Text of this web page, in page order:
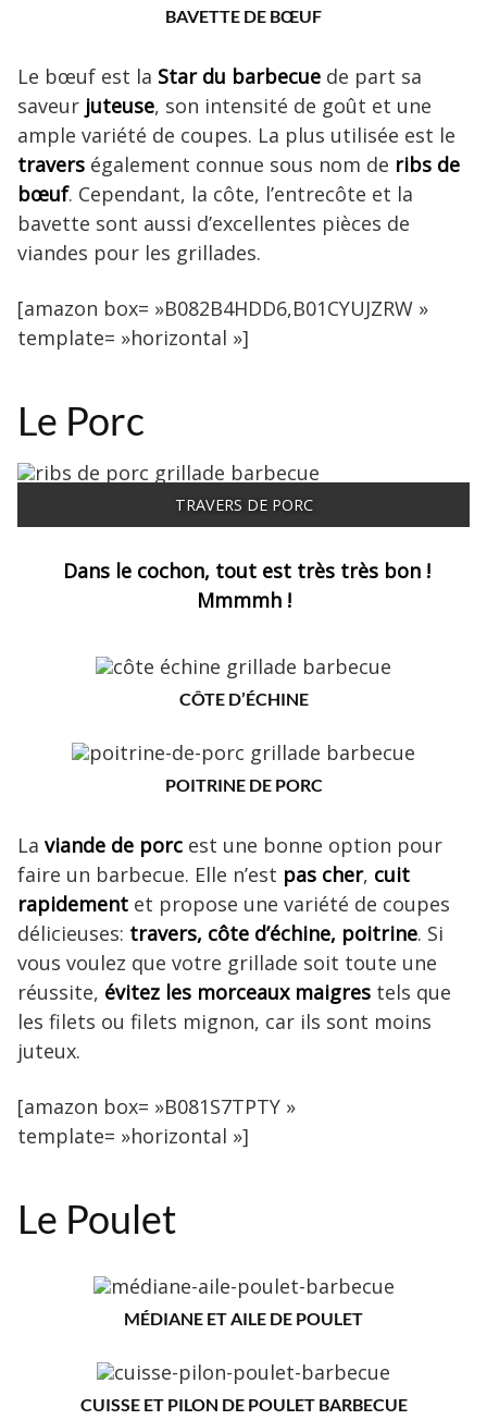
BAVETTE DE BŒUF
Le bœuf est la Star du barbecue de part sa
saveur juteuse, son intensité de goût et une
ample variété de coupes. La plus utilisée est le
travers également connue sous nom de ribs de
bœuf. Cependant, la côte, l’entrecôte et la
bavette sont aussi d’excellentes pièces de
viandes pour les grillades.
[amazon box= »B082B4HDD6,B01CYUJZRW »
template= »horizontal »]
Le Porc
TRAVERS DE PORC
Dans le cochon, tout est très très bon !
Mmmmh !
CÔTE D’ÉCHINE
POITRINE DE PORC
La viande de porc est une bonne option pour
faire un barbecue. Elle n’est pas cher, cuit
rapidement et propose une variété de coupes
délicieuses: travers, côte d’échine, poitrine. Si
vous voulez que votre grillade soit toute une
réussite, évitez les morceaux maigres tels que
les filets ou filets mignon, car ils sont moins
juteux.
[amazon box= »B081S7TPTY »
template= »horizontal »]
Le Poulet
MÉDIANE ET AILE DE POULET
CUISSE ET PILON DE POULET BARBECUE